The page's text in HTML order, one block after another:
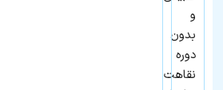
و
بدون
دوره
نقاهت